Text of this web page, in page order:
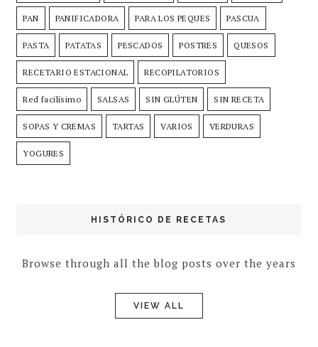
PAN PANIFICADORA PARA LOS PEQUES PASCUA
PASTA PATATAS PESCADOS POSTRES QUESOS
RECETARIO ESTACIONAL RECOPILATORIOS
Red facilísimo SALSAS SIN GLÚTEN SIN RECETA
SOPAS Y CREMAS TARTAS VARIOS VERDURAS
YOGURES
HISTÓRICO DE RECETAS
Browse through all the blog posts over the years
VIEW ALL